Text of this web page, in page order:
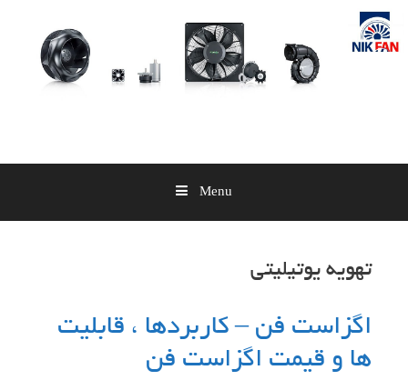
Skip
content
Menu
تهویه یوتیلیتی
اگزاست فن – کاربردها ، قابلیت
ها و قیمت اگزاست فن